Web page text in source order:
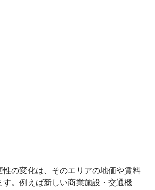
性の変化は、そのエリアの地価や賃料
す。例えば新しい商業施設・交通機